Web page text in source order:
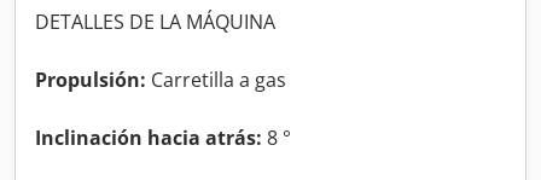
DETALLES DE LA MÁQUINA
Propulsión: Carretilla a gas
Inclinación hacia atrás: 8 °